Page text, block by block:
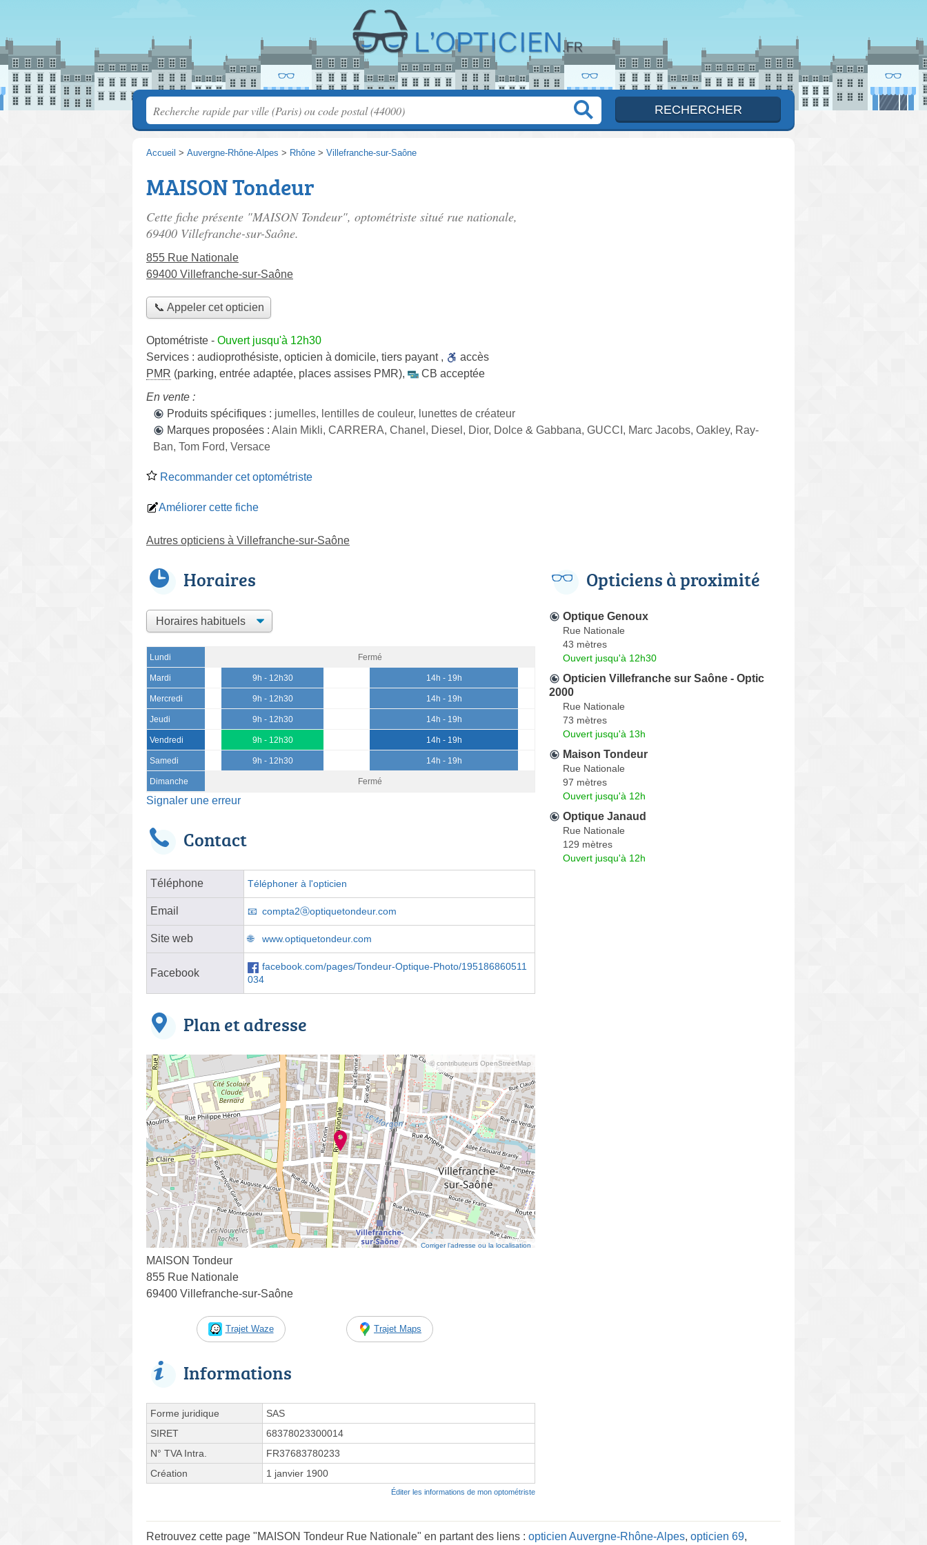
Accueil > Auvergne-Rhône-Alpes > Rhône > Villefranche-sur-Saône
MAISON Tondeur
Cette fiche présente "MAISON Tondeur", optométriste situé rue nationale,
69400 Villefranche-sur-Saône.
855 Rue Nationale
69400 Villefranche-sur-Saône
📞 Appeler cet opticien
Optométriste - Ouvert jusqu'à 12h30
Services : audioprothésiste, opticien à domicile, tiers payant ,
accès
PMR (parking, entrée adaptée, places assises PMR),
CB acceptée
En vente :
Produits spécifiques : jumelles, lentilles de couleur, lunettes de créateur
Marques proposées : Alain Mikli, CARRERA, Chanel, Diesel, Dior, Dolce & Gabbana, GUCCI, Marc Jacobs, Oakley, Ray-
Ban, Tom Ford, Versace
Recommander cet optométriste
Améliorer cette fiche
Autres opticiens à Villefranche-sur-Saône
Horaires
Lundi Fermé
Mardi 9h - 12h30 14h - 19h
Mercredi 9h - 12h30 14h - 19h
Jeudi 9h - 12h30 14h - 19h
Vendredi 9h - 12h30 14h - 19h
Samedi 9h - 12h30 14h - 19h
Dimanche Fermé
Signaler une erreur
Contact
Téléphone Téléphoner à l'opticien
Email compta2ⓐoptiquetondeur.com
Site web www.optiquetondeur.com
Facebook
facebook.com/pages/Tondeur-Optique-Photo/195186860511
034
Plan et adresse
© contributeurs OpenStreetMap
Corriger l’adresse ou la localisation
MAISON Tondeur
855 Rue Nationale
69400 Villefranche-sur-Saône
Trajet Waze Trajet Maps
Informations
Forme juridique
SAS
SIRET
68378023300014
N° TVA Intra.
FR37683780233
Création
1 janvier 1900
Éditer les informations de mon optométriste
Opticiens à proximité
Optique Genoux
Rue Nationale
43 mètres
Ouvert jusqu'à 12h30
Opticien Villefranche sur Saône - Optic
2000
Rue Nationale
73 mètres
Ouvert jusqu'à 13h
Maison Tondeur
Rue Nationale
97 mètres
Ouvert jusqu'à 12h
Optique Janaud
Rue Nationale
129 mètres
Ouvert jusqu'à 12h
Retrouvez cette page "MAISON Tondeur Rue Nationale" en partant des liens : opticien Auvergne-Rhône-Alpes, opticien 69,